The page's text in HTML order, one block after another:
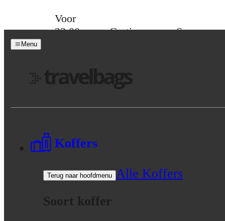
Voor
23:00
Gratis
Spaar
Menu
Koffers
Terug naar hoofdmenu
Alle Koffers
Soort koffer